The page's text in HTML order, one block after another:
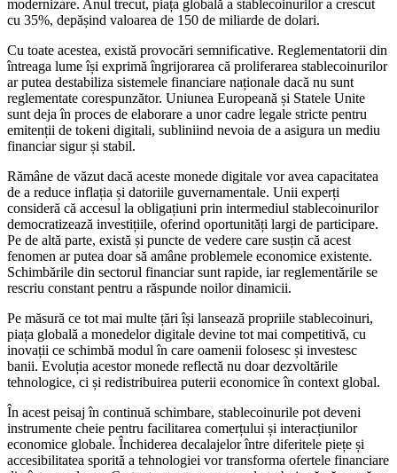
modernizare. Anul trecut, piața globală a stablecoinurilor a crescut
cu 35%, depășind valoarea de 150 de miliarde de dolari.
Cu toate acestea, există provocări semnificative. Reglementatorii din
întreaga lume își exprimă îngrijorarea că proliferarea stablecoinurilor
ar putea destabiliza sistemele financiare naționale dacă nu sunt
reglementate corespunzător. Uniunea Europeană și Statele Unite
sunt deja în proces de elaborare a unor cadre legale stricte pentru
emitenții de tokeni digitali, subliniind nevoia de a asigura un mediu
financiar sigur și stabil.
Rămâne de văzut dacă aceste monede digitale vor avea capacitatea
de a reduce inflația și datoriile guvernamentale. Unii experți
consideră că accesul la obligațiuni prin intermediul stablecoinurilor
democratizează investițiile, oferind oportunități largi de participare.
Pe de altă parte, există și puncte de vedere care susțin că acest
fenomen ar putea doar să amâne problemele economice existente.
Schimbările din sectorul financiar sunt rapide, iar reglementările se
rescriu constant pentru a răspunde noilor dinamicii.
Pe măsură ce tot mai multe țări își lansează propriile stablecoinuri,
piața globală a monedelor digitale devine tot mai competitivă, cu
inovații ce schimbă modul în care oamenii folosesc și investesc
banii. Evoluția acestor monede reflectă nu doar dezvoltările
tehnologice, ci și redistribuirea puterii economice în context global.
În acest peisaj în continuă schimbare, stablecoinurile pot deveni
instrumente cheie pentru facilitarea comerțului și interacțiunilor
economice globale. Închiderea decalajelor între diferitele piețe și
accesibilitatea sporită a tehnologiei vor transforma ofertele financiare